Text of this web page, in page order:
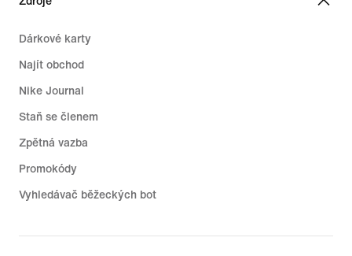
Dárkové karty
Najít obchod
Nike Journal
Staň se členem
Zpětná vazba
Promokódy
Vyhledávač běžeckých bot